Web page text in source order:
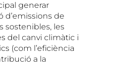
generar
d’emissions de
sostenibles, les
del canvi climàtic i
(com l’eficiència
a la